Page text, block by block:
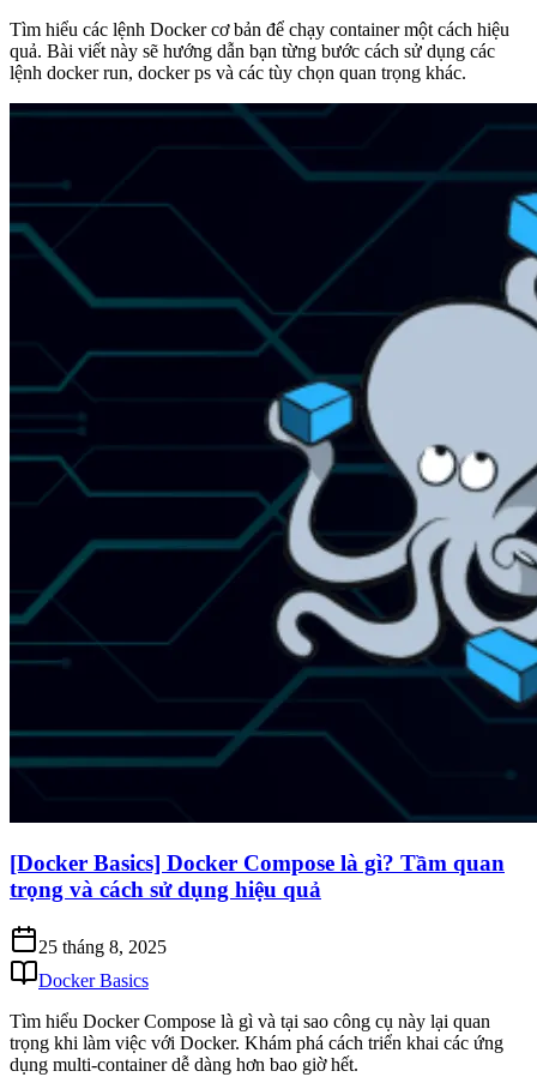
Tìm hiểu các lệnh Docker cơ bản để chạy container một cách hiệu
quả. Bài viết này sẽ hướng dẫn bạn từng bước cách sử dụng các
lệnh docker run, docker ps và các tùy chọn quan trọng khác.
[Docker Basics] Docker Compose là gì? Tầm quan
trọng và cách sử dụng hiệu quả
25 tháng 8, 2025
Docker Basics
Tìm hiểu Docker Compose là gì và tại sao công cụ này lại quan
trọng khi làm việc với Docker. Khám phá cách triển khai các ứng
dụng multi-container dễ dàng hơn bao giờ hết.